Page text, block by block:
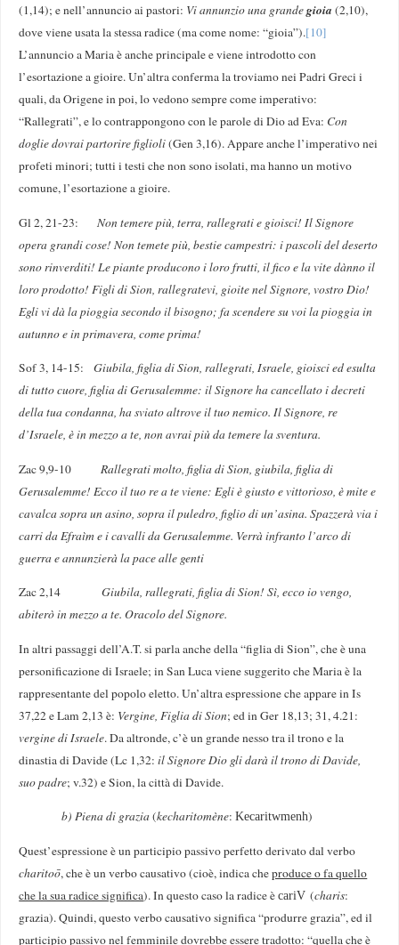
(1,14); e nell’annuncio ai pastori: Vi annunzio una grandegioia (2,10),
dove viene usata la stessa radice (ma come nome: “gioia”).[10]
L’annuncio a Maria è anche principale e viene introdotto con
l’esortazione a gioire. Un’altra conferma la troviamo nei Padri Greci i
quali, da Origene in poi, lo vedono sempre come imperativo:
“Rallegrati”, e lo contrappongono con le parole di Dio ad Eva: Con
doglie dovrai partorire figlioli(Gen 3,16). Appare anche l’imperativo nei
profeti minori; tutti i testi che non sono isolati, ma hanno un motivo
comune, l’esortazione a gioire.
Gl 2, 21-23: Non temere più, terra, rallegrati e gioisci! Il Signore
opera grandi cose! Non temete più, bestie campestri: i pascoli del deserto
sono rinverditi! Le piante producono i loro frutti, il fico e la vite dànno il
loro prodotto! Figli di Sion, rallegratevi, gioite nel Signore, vostro Dio!
Egli vi dà la pioggia secondo il bisogno; fa scendere su voi la pioggia in
autunno e in primavera, come prima!
Sof 3, 14-15: Giubila, figlia di Sion, rallegrati, Israele, gioisci ed esulta
di tutto cuore, figlia di Gerusalemme: il Signore ha cancellato i decreti
della tua condanna, ha sviato altrove il tuo nemico. Il Signore, re
d’Israele, è in mezzo a te, non avrai più da temere la sventura.
Zac 9,9-10Rallegrati molto, figlia di Sion, giubila, figlia di
Gerusalemme! Ecco il tuo re a te viene: Egli è giusto e vittorioso, è mite e
cavalca sopra un asino, sopra il puledro, figlio di un’asina. Spazzerà via i
carri da Efraìm e i cavalli da Gerusalemme. Verrà infranto l’arco di
guerra e annunzierà la pace alle genti
Zac 2,14Giubila, rallegrati, figlia di Sion! Sì, ecco io vengo,
abiterò in mezzo a te. Oracolo del Signore.
In altri passaggi dell’A.T. si parla anche della “figlia di Sion”, che è una
personificazione di Israele; in San Luca viene suggerito che Maria è la
rappresentante del popolo eletto. Un’altra espressione che appare in Is
37,22 e Lam 2,13 è: Vergine, Figlia di Sion; ed in Ger 18,13; 31, 4.21:
vergine di Israele. Da altronde, c’è un grande nesso tra il trono e la
dinastia di Davide (Lc 1,32:il Signore Dio gli darà il trono di Davide,
suo padre; v.32) e Sion, la città di Davide.
b) Piena di grazia(kecharitomène:Kecaritwmenh)
Quest’espressione è un participio passivo perfetto derivato dal verbo
charitoō, che è un verbo causativo (cioè, indica cheproduce o fa quello
che la sua radice significa). In questo caso la radice ècariV (charis:
grazia). Quindi, questo verbo causativo significa “produrre grazia”, ed il
participio passivo nel femminile dovrebbe essere tradotto: “quella che è